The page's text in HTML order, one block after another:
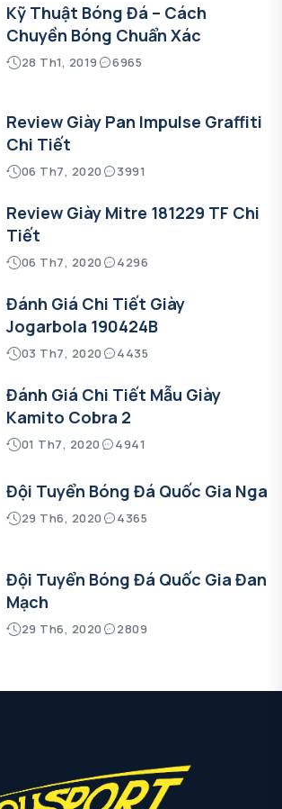
Kỹ Thuật Bóng Đá – Cách
Chuyền Bóng Chuẩn Xác
28 Th1, 2019 6965
Review Giày Pan Impulse Graffiti
Chi Tiết
06 Th7, 2020 3991
Review Giày Mitre 181229 TF Chi
Tiết
06 Th7, 2020 4296
Đánh Giá Chi Tiết Giày
Jogarbola 190424B
03 Th7, 2020 4435
Đánh Giá Chi Tiết Mẫu Giày
Kamito Cobra 2
01 Th7, 2020 4941
Đội Tuyển Bóng Đá Quốc Gia Nga
29 Th6, 2020 4365
Đội Tuyển Bóng Đá Quốc Gia Đan
Mạch
29 Th6, 2020 2809